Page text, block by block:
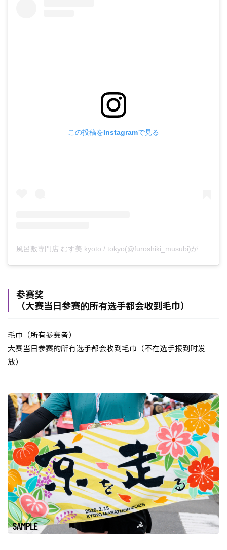
この投稿をInstagramで見る
風呂敷専門店 むす美 kyoto / tokyo(@furoshiki_musubi)がシェアした投稿
参赛奖
（大赛当日参赛的所有选手都会收到毛巾）
毛巾（所有参赛者）
大赛当日参赛的所有选手都会收到毛巾（不在选手报到时发
放）